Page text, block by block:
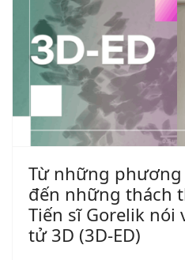
Từ những phương
đến những thách
Tiến sĩ Gorelik nói
tử 3D (3D-ED)